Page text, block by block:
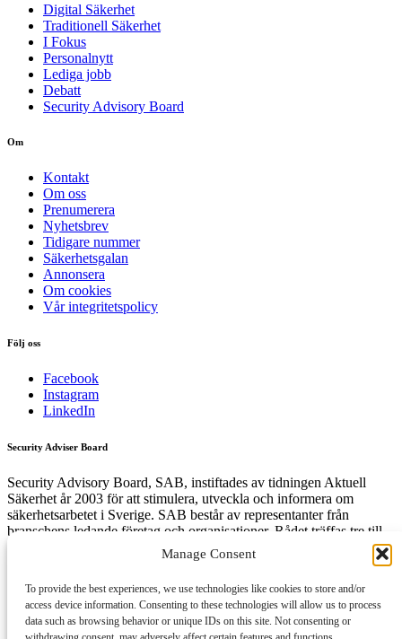
Manage Consent
To provide the best experiences, we use technologies like cookies to store and/or
access device information. Consenting to these technologies will allow us to process
data such as browsing behavior or unique IDs on this site. Not consenting or
Digital Säkerhet
Traditionell Säkerhet
I Fokus
Personalnytt
Lediga jobb
Debatt
Security Advisory Board
Om
Kontakt
Om oss
Prenumerera
Nyhetsbrev
Tidigare nummer
Säkerhetsgalan
Annonsera
Om cookies
Vår integritetspolicy
Följ oss
Facebook
Instagram
LinkedIn
Security Adviser Board
Security Advisory Board, SAB, instiftades av tidningen Aktuell
Säkerhet år 2003 för att stimulera, utveckla och informera om
säkerhetsarbetet i Sverige. SAB består av representanter från
branschens ledande företag och organisationer. Rådet träffas tre till
fyra gånger per år och diskuterar aktuella säkerhetsfrågor.
Få den senaste säkerhetsinformationen först